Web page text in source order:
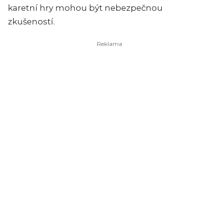
karetní hry mohou být nebezpečnou
zkušeností.